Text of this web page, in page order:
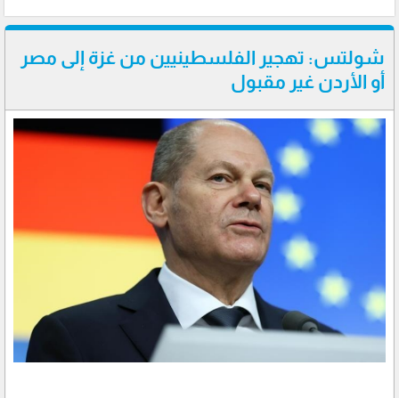
شولتس: تهجير الفلسطينيين من غزة إلى مصر
أو الأردن غير مقبول